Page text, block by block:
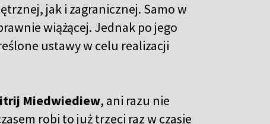
jak i zagranicznej. Samo w
wiążącej. Jednak po jego
ustawy w celu realizacji
Miedwiediew, ani razu nie
robi to już trzeci raz w czasie